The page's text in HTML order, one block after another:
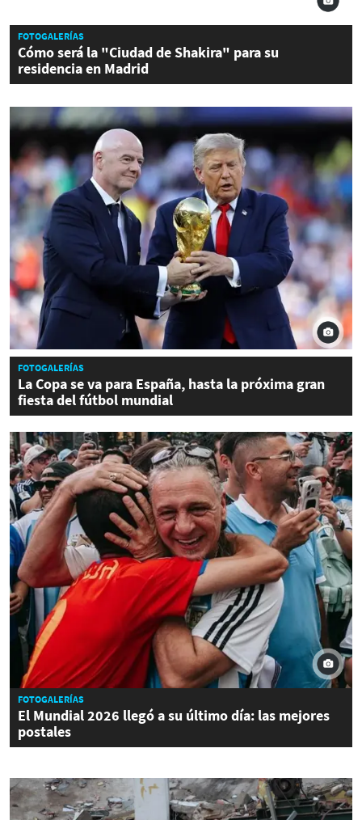
FOTOGALERÍAS
Cómo será la "Ciudad de Shakira" para su
residencia en Madrid
FOTOGALERÍAS
La Copa se va para España, hasta la próxima gran
fiesta del fútbol mundial
FOTOGALERÍAS
El Mundial 2026 llegó a su último día: las mejores
postales